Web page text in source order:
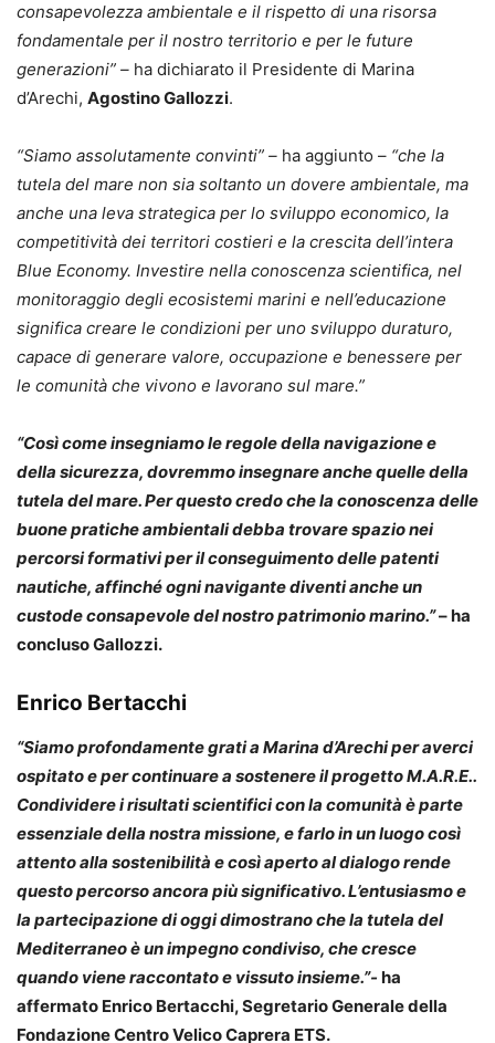
consapevolezza ambientale e il rispetto di una risorsa
fondamentale per il nostro territorio e per le future
generazioni” – ha dichiarato il Presidente di Marina
d’Arechi, Agostino Gallozzi.
“Siamo assolutamente convinti” – ha aggiunto – “che la
tutela del mare non sia soltanto un dovere ambientale, ma
anche una leva strategica per lo sviluppo economico, la
competitività dei territori costieri e la crescita dell’intera
Blue Economy. Investire nella conoscenza scientifica, nel
monitoraggio degli ecosistemi marini e nell’educazione
significa creare le condizioni per uno sviluppo duraturo,
capace di generare valore, occupazione e benessere per
le comunità che vivono e lavorano sul mare.”
“Così come insegniamo le regole della navigazione e
della sicurezza, dovremmo insegnare anche quelle della
tutela del mare. Per questo credo che la conoscenza delle
buone pratiche ambientali debba trovare spazio nei
percorsi formativi per il conseguimento delle patenti
nautiche, affinché ogni navigante diventi anche un
custode consapevole del nostro patrimonio marino.”– ha
conclusoGallozzi.
Enrico Bertacchi
“Siamo profondamente grati a Marina d’Arechi per averci
ospitato e per continuare a sostenere il progetto M.A.R.E..
Condividere i risultati scientifici con la comunità è parte
essenziale della nostra missione, e farlo in un luogo così
attento alla sostenibilità e così aperto al dialogo rende
questo percorso ancora più significativo. L’entusiasmo e
la partecipazione di oggi dimostrano che la tutela del
Mediterraneo è un impegno condiviso, che cresce
quando viene raccontato e vissuto insieme.”- ha
affermato Enrico Bertacchi, Segretario Generale della
Fondazione Centro Velico Caprera ETS.